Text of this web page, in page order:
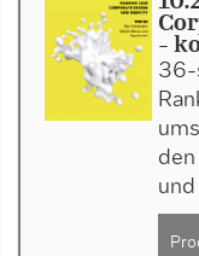
-
36-